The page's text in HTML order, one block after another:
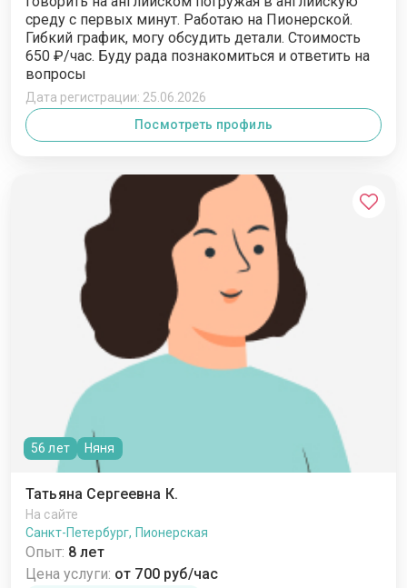
среду с первых минут. Работаю на Пионерской.
Гибкий график, могу обсудить детали. Стоимость
650 ₽/час. Буду рада познакомиться и ответить на
вопросы
Дата регистрации: 25.06.2026
Посмотреть профиль
56 лет Няня
Татьяна Сергеевна К.
На сайте
Санкт-Петербург, Пионерская
Опыт: 8 лет
Цена услуги: от 700 руб/час